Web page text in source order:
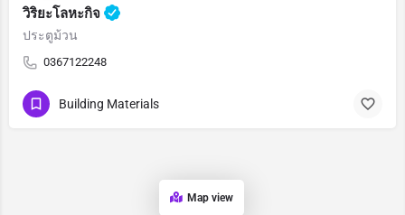
วิริยะโลหะกิจ
ประตูม้วน
0367122248
Building Materials
Map view